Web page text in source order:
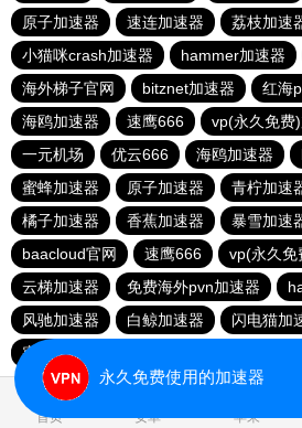
原子加速器
速连加速器
荔枝加速
小猫咪crash加速器
hammer加速器
海外梯子官网
bitznet加速器 红海
海鸥加速器
速鹰666 vp(永久免费
一元机场
优云666 海鸥加速器
蜜蜂加速器
原子加速器 青柠加速
橘子加速器
香蕉加速器 暴雪加速
baacloud官网
速鹰666
vp(永久免
云梯加速器
免费海外pvn加速器
风驰加速器
白鲸加速器 闪电猫加
蜜蜂加速器
首页 安卓 苹果
永久免费使用的加速器